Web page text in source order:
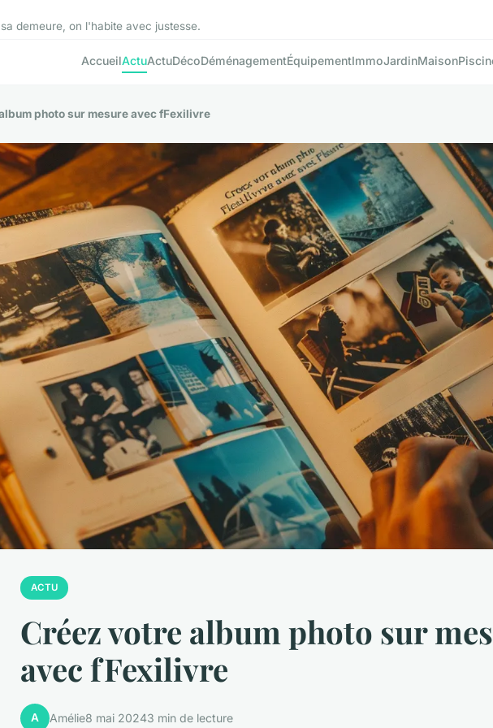
demeure, on l'habite avec justesse.
AccueilActuActuDécoDéménagementÉquipementImmoJardinMaison
photo sur mesure avec fFexilivre
ACTU
Créez votre album photo sur
avec fFexilivre
A Amélie8 mai 20243 min de lecture